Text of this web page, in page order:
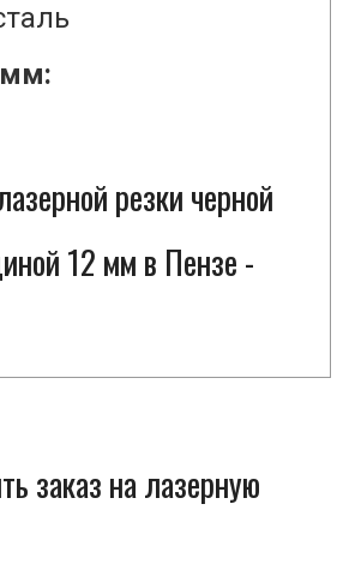
резки черной
12 мм в Пензе -
заказ на лазерную